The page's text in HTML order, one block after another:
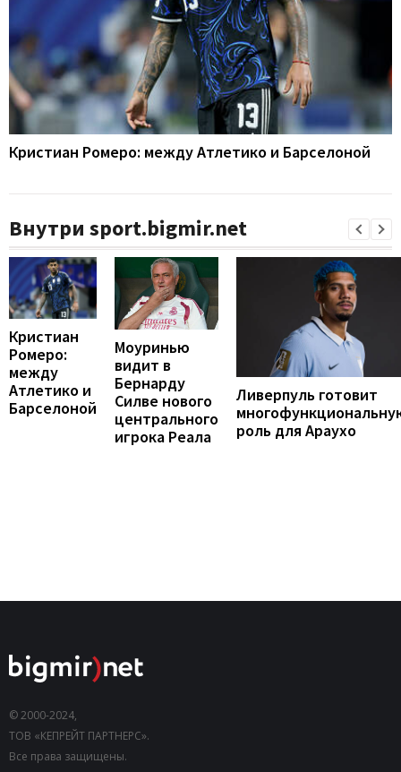
Кристиан Ромеро: между Атлетико и Барселоной
Внутри sport.bigmir.net
Кристиан
Ромеро:
между
Атлетико и
Барселоной
Моуринью
видит в
Бернарду
Силве нового
центрального
игрока Реала
Ливерпуль готовит
роль для Араухо
© 2000-2024,
ТОВ «КЕПРЕЙТ ПАРТНЕРС».
Все права защищены.